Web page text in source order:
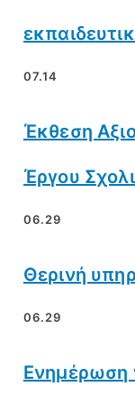
07.14
Έκθεση
Έργου
06.29
Θερινή
06.29
Ενημέρωση